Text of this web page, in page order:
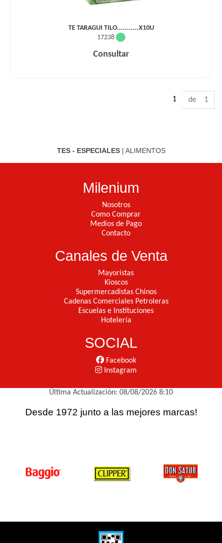
TE TARAGUI TILO...........X10U
17238
Consultar
1 de 1
TES - ESPECIALES| ALIMENTOS
Milenium
Nosotros
Como Comprar
Medios de Pago
Contacto
Canales de Venta
Mayoristas
Kioscos
Supermercadistas Chinos
Cadenas Comerciales Petroleras
Escuelas e Instituciones
Hotelería
SOCIAL
Facebook
Instagram
Última Actualización: 08/08/2026 8:10
Desde 1972 junto a las mejores marcas!